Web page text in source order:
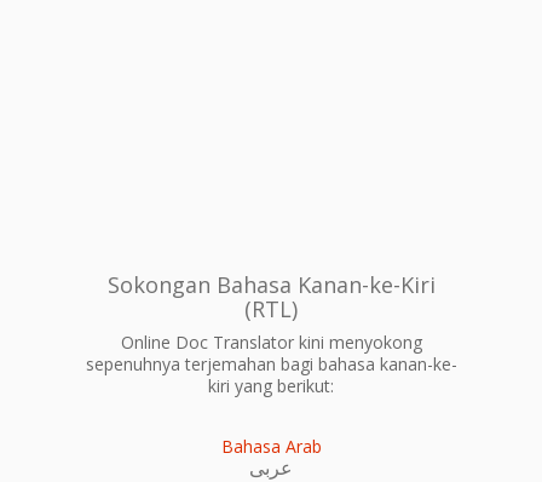
Sokongan Bahasa Kanan-ke-Kiri
(RTL)
Online Doc Translator kini menyokong
sepenuhnya terjemahan bagi bahasa kanan-ke-
kiri yang berikut:
Bahasa Arab
عربى